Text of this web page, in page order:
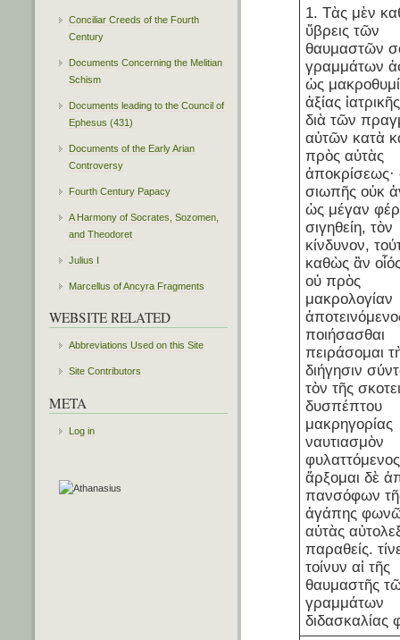
1. Τὰς μὲν
ὕβρεις τῶν
θαυμαστῶν
γραμμάτων
ὡς
ἀξίας
διὰ τῶν
αὐτῶν κατὰ
πρὸς αὐτὰς
ἀποκρίσεως·
σιωπῆς οὐκ
ὡς μέγαν
σιγηθείη, τὸν
κίνδυνον,
καθὼς ἂν
οὐ πρὸς
μακρολογίαν
ποιήσασθαι
πειράσομαι
διήγησιν
τὸν τῆς
δυσπέπτου
μακρηγορίας
ναυτιασμὸν
ἄρξομαι δὲ
πανσόφων
ἀγάπης
αὐτὰς
παραθείς.
τοίνυν αἱ τῆς
θαυμαστῆς
γραμμάτων
διδασκαλίας
Conciliar Creeds of the Fourth
Century
Documents Concerning the Melitian
Schism
Documents leading to the Council of
Ephesus (431)
Documents of the Early Arian
Controversy
Fourth Century Papacy
A Harmony of Socrates, Sozomen,
and Theodoret
Julius I
Marcellus of Ancyra Fragments
WEBSITE RELATED
Abbreviations Used on this Site
Site Contributors
META
Log in